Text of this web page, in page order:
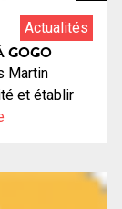
Actualités
GOGO
Martin
et établir